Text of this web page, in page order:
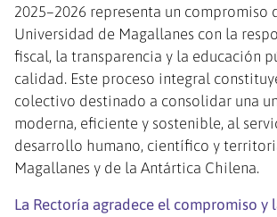
2025–2026 representa un compromiso
Universidad de Magallanes con la
fiscal, la transparencia y la educación
calidad. Este proceso integral
colectivo destinado a consolidar una
moderna, eficiente y sostenible, al
desarrollo humano, científico y
Magallanes y de la Antártica Chilena.
La Rectoría agradece el compromiso y